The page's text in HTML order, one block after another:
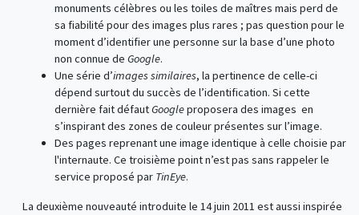
monuments célèbres ou les toiles de maîtres mais perd de
sa fiabilité pour des images plus rares ; pas question pour le
moment d’identifier une personne sur la base d’une photo
non connue de Google.
Une série d’images similaires, la pertinence de celle-ci
dépend surtout du succès de l’identification. Si cette
dernière fait défautGoogleproposera des images en
s’inspirant des zones de couleur présentes sur l’image.
Des pages reprenant une image identique à celle choisie par
l'internaute. Ce troisième point n’est pas sans rappeler le
service proposé par TinEye.
La deuxième nouveauté introduite le 14 juin 2011 est aussi inspirée